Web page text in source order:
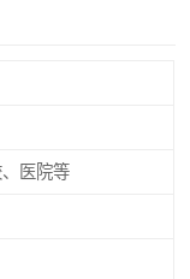
医院等